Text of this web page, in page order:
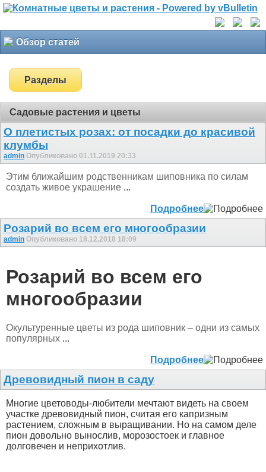
Обзор статей
Разделы
Садовые растения и цветы
О плетистых розах: от посадки до красивой
клумбы
admin Опубликовано 01.11.2019 20:33
Этим ближайшим родственникам шиповника по силам
создать живое украшение ...
Подробнее
Розарий во всем его многообразии
admin Опубликовано 18.12.2018 18:09
Розарий во всем его
многообразии
Окультуренные цветы из рода шиповник – одни из самых
популярных ...
Подробнее
Древовидный пион в саду
Многие цветоводы-любители мечтают видеть на своем
участке древовидный пион, считая его капризным
растением, сложным в выращивании. Но на самом деле
пион довольно вынослив, морозостоек и главное
долговечен и неприхотлив.